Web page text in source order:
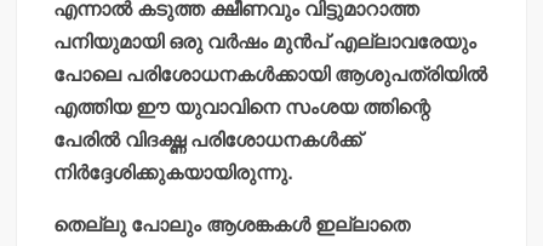
എന്നാല്‍ കടുത്ത ക്ഷീണവും വിട്ടുമാറാത്ത
പനിയുമായി ഒരു വര്‍ഷം മുന്‍പ് എല്ലാവരേയും
പോലെ പരിശോധനകള്‍ക്കായി ആശുപത്രിയില്‍
എത്തിയ ഈ യുവാവിനെ സംശയ ത്തിന്റെ
പേരില്‍ വിദഗ്ദ്ധ പരിശോധനകള്‍ക്ക്
നിര്‍ദ്ദേശിക്കുകയായിരുന്നു.
തെല്ലു പോലും ആശങ്കകള്‍ ഇല്ലാതെ